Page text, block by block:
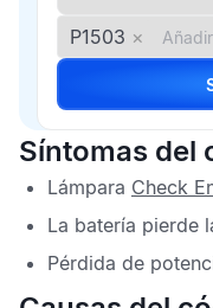
P1503 ×
Síntomas del
Lámpara Check
La batería pierde
Pérdida de